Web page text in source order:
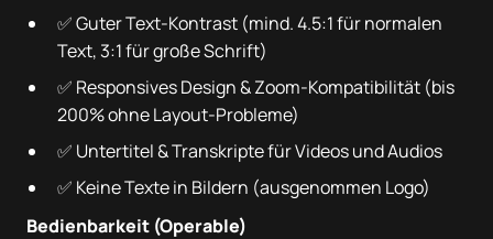
✅ Guter Text-Kontrast (mind. 4.5:1 für normalen
Text, 3:1 für große Schrift)
✅ Responsives Design & Zoom-Kompatibilität (bis
200% ohne Layout-Probleme)
✅ Untertitel & Transkripte für Videos und Audios
✅ Keine Texte in Bildern (ausgenommen Logo)
Bedienbarkeit (Operable)